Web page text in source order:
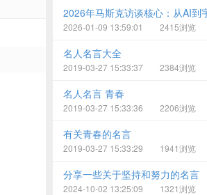
2026年马斯克访谈核心：从AI到
2026-01-09 13:59:01 2415浏览
名人名言大全
2019-03-27 15:33:37 2384浏览
名人名言 青春
2019-03-27 15:33:36 2206浏览
有关青春的名言
2019-03-27 15:33:29 1941浏览
分享一些关于坚持和努力的名言
2024-10-02 13:25:09 1321浏览